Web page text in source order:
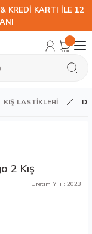
KREDİ KARTI İLE 12
KIŞ LASTİKLERİ
2 Kış
Üretim Yılı : 2023